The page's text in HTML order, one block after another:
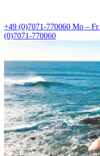
+49 (0)7071-770060 Mo – Fr
(0)7071-770060